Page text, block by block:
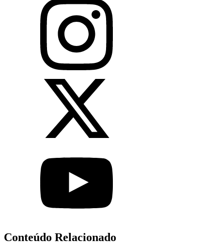
Conteúdo Relacionado